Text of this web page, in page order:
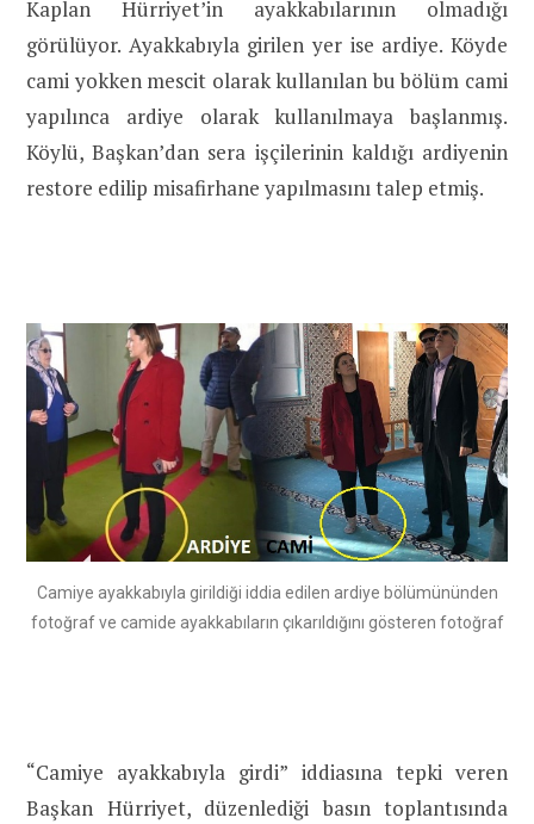
Kaplan Hürriyet’in ayakkabılarının olmadığı
görülüyor. Ayakkabıyla girilen yer ise ardiye. Köyde
cami yokken mescit olarak kullanılan bu bölüm cami
yapılınca ardiye olarak kullanılmaya başlanmış.
Köylü, Başkan’dan sera işçilerinin kaldığı ardiyenin
restore edilip misafirhane yapılmasını talep etmiş.
Camiye ayakkabıyla girildiği iddia edilen ardiye bölümününden
fotoğraf ve camide ayakkabıların çıkarıldığını gösteren fotoğraf
“Camiye ayakkabıyla girdi” iddiasına tepki veren
Başkan Hürriyet, düzenlediği basın toplantısında